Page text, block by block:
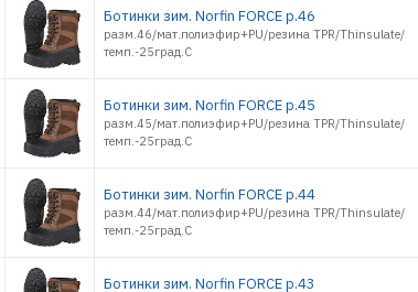
Ботинки зим. Norfin FORCE р.46
разм.46/мат.полиэфир+PU/резина TPR/Thinsulate/
темп.-25град.С
Ботинки зим. Norfin FORCE р.45
разм.45/мат.полиэфир+PU/резина TPR/Thinsulate/
темп.-25град.С
Ботинки зим. Norfin FORCE р.44
разм.44/мат.полиэфир+PU/резина TPR/Thinsulate/
темп.-25град.С
Ботинки зим. Norfin FORCE р.43